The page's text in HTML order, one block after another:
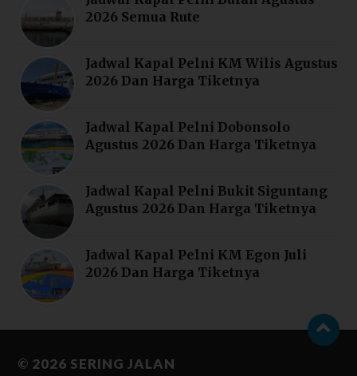
2026 Semua Rute
Jadwal Kapal Pelni KM Wilis Agustus
2026 Dan Harga Tiketnya
Jadwal Kapal Pelni Dobonsolo
Agustus 2026 Dan Harga Tiketnya
Jadwal Kapal Pelni Bukit Siguntang
Agustus 2026 Dan Harga Tiketnya
Jadwal Kapal Pelni KM Egon Juli
2026 Dan Harga Tiketnya
© 2026 SERING JALAN